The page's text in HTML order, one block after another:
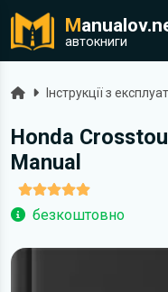
M
автокниги
ГоловнаІнструкції з
Honda
Manual
безкоштовно